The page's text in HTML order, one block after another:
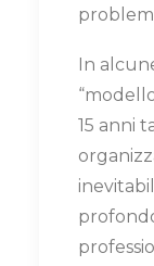
In
15 anni